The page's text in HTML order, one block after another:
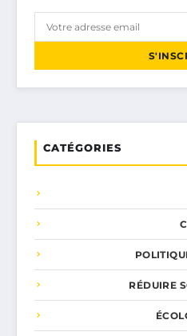
CATÉGORIES
RÉDUIRE